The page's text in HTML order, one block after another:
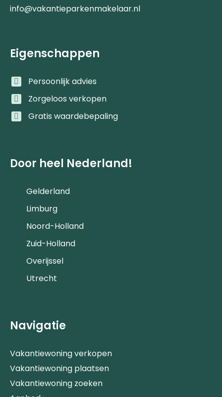
info@vakantieparkenmakelaar.nl
Eigenschappen
Persoonlijk advies
Zorgeloos verkopen
Gratis waardebepaling
Door heel Nederland!
Gelderland
Limburg
Noord-Holland
Zuid-Holland
Overijssel
Utrecht
Navigatie
Vakantiewoning verkopen
Vakantiewoning plaatsen
Vakantiewoning zoeken